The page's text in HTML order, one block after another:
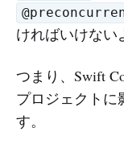
ければいけない
つまり、Swift
プロジェクトに
す。